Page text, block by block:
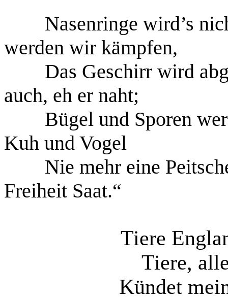
Nasenringe wird’s
werden wir kämpfen,
Das Geschirr wird
auch, eh er naht;
Bügel und Sporen
Kuh und Vogel
Nie mehr eine
Freiheit Saat.“
Tiere
Tiere,
Kündet